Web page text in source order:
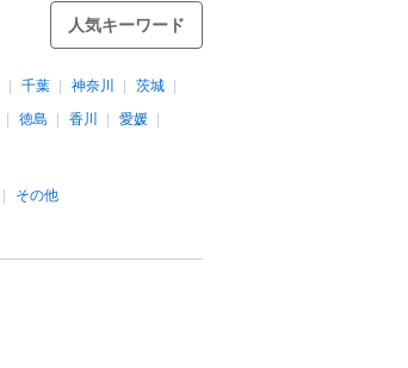
人気キーワード
千葉 神奈川
茨城
徳島 香川
愛媛
その他